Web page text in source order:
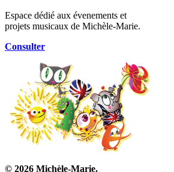
Espace dédié aux évenements et
projets musicaux de Michèle-Marie.
Consulter
© 2026 Michèle-Marie.